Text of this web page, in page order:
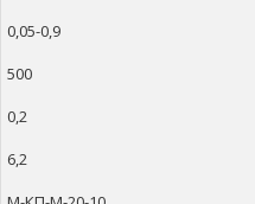
0,05-0,9
500
0,2
6,2